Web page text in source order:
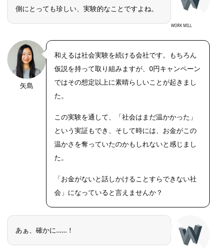
側にとっても珍しい、実験的なことですよね。
WORK MILL
矢島
和えるは社会実験を続ける会社です。もちろん
仮説を持って取り組みますが、0円キャンペーン
ではその想定以上に素晴らしいことが起きまし
た。
この実験を通して、「社会はまだ温かかった」
という実証もでき、そして時には、お金がこの
温かさを奪っていたのかもしれないと感じまし
た。
「お金がないと話しかけることすらできない社
会」になっていると言えませんか？
あぁ、確かに……！